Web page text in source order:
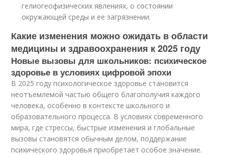
гелиогеофизических явлениях, о состоянии
окружающей среды и ее загрязнении.
Какие изменения можно ожидать в области
медицины и здравоохранения к 2025 году
Новые вызовы для школьников: психическое
здоровье в условиях цифровой эпохи
В 2025 году психологическое здоровье становится
неотъемлемой частью общего благополучия каждого
человека, особенно в контексте школьного и
образовательного процесса. В условиях современного
мира, где стрессы, быстрые изменения и глобальные
вызовы становятся обычным делом, поддержание
психического здоровья приобретает особое значение.